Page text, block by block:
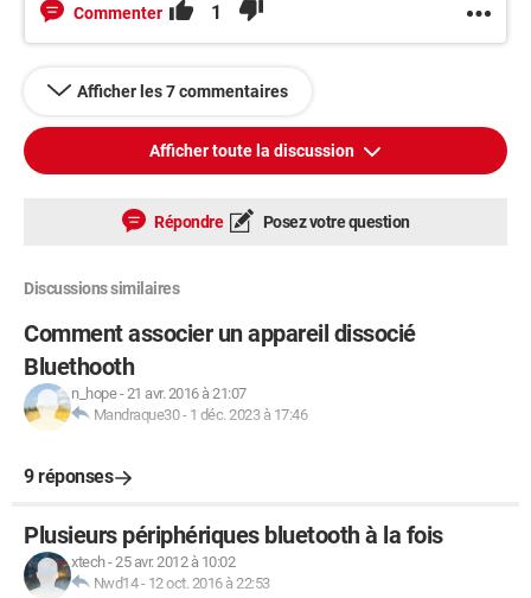
Commenter 1
Afficher les 7 commentaires
Afficher toute la discussion
Répondre Posez votre question
Discussions similaires
Comment associer un appareil dissocié
Bluethooth
n_hope-21 avr. 2016 à 21:07
Mandraque30- 1 déc. 2023 à 17:46
9 réponses
Plusieurs périphériques bluetooth à la fois
xtech-25 avr. 2012 à 10:02
Nwd14- 12 oct. 2016 à 22:53